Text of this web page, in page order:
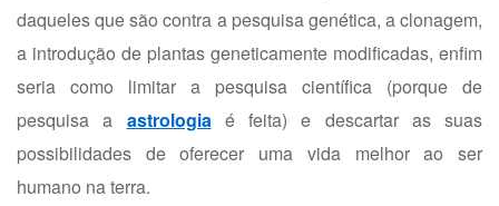
daqueles que são contra a pesquisa genética, a clonagem,
a introdução de plantas geneticamente modificadas, enfim
seria como limitar a pesquisa científica (porque de
pesquisa a astrologiaé feita) e descartar as suas
possibilidades de oferecer uma vida melhor ao ser
humano na terra.